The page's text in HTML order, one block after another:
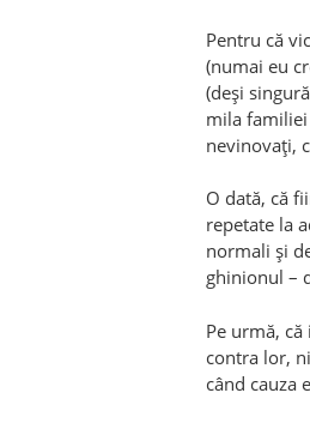
Pentru că
(numai eu
(deși
mila
nevinovați,
O dată, că
repetate la
normali și
ghinionul –
Pe urmă,
contra lor,
când cauza